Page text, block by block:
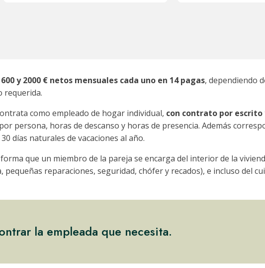
y 2000 € netos mensuales cada uno en 14 pagas, dependiendo
requerida.
como empleado de hogar individual, con contrato por escrito
persona, horas de descanso y horas de presencia. Además
días naturales de vacaciones al año.
que un miembro de la pareja se encarga del interior de la
reparaciones, seguridad, chófer y recados), e incluso del
la empleada que necesita.